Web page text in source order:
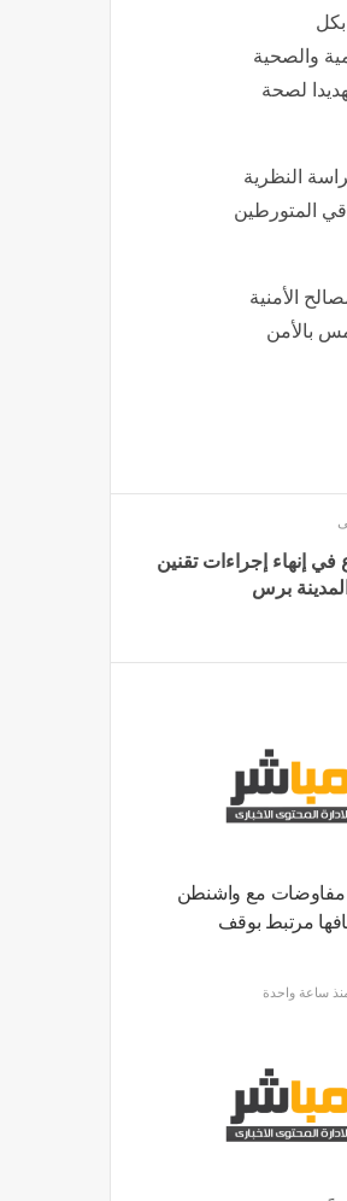
والصحية
لصحة
النظرية
المتورطين
الأمنية
بالأمن
إنهاء إجراءات تقنين
برس
مفاوضات مع واشنطن
مرتبط بوقف
ساعة واحدة